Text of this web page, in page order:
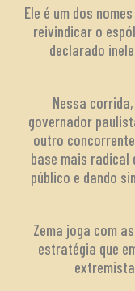
Ele é um dos
reivindicar o
declarado
Nessa
governador
outro
base mais radical
público e dando
Zema joga com
estratégia que